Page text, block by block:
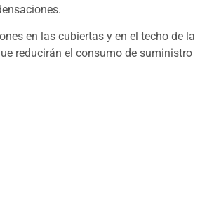
en las cubiertas y en el techo de la
reducirán el consumo de suministro